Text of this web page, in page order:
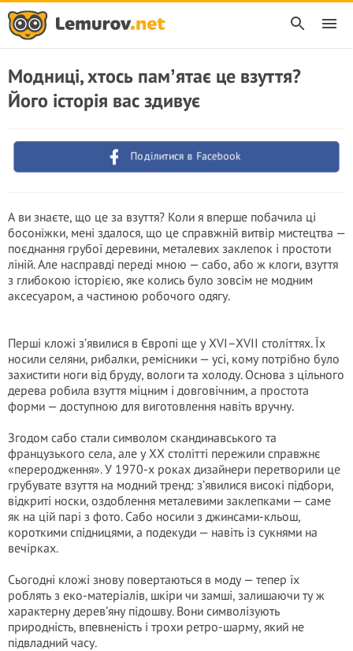
Модниці, хтось памʼятає це взуття?
Його історія вас здивує
Поділитися в Facebook
А ви знаєте, що це за взуття? Коли я вперше побачила ці
босоніжки, мені здалося, що це справжній витвір мистецтва —
поєднання грубої деревини, металевих заклепок і простоти
ліній. Але насправді переді мною — сабо, або ж клоги, взуття
з глибокою історією, яке колись було зовсім не модним
аксесуаром, а частиною робочого одягу.
Перші кложі з’явилися в Європі ще у XVI–XVII століттях. Їх
носили селяни, рибалки, ремісники — усі, кому потрібно було
захистити ноги від бруду, вологи та холоду. Основа з цільного
дерева робила взуття міцним і довговічним, а простота
форми — доступною для виготовлення навіть вручну.
Згодом сабо стали символом скандинавського та
французького села, але у XX столітті пережили справжнє
«переродження». У 1970-х роках дизайнери перетворили це
грубувате взуття на модний тренд: з’явилися високі підбори,
відкриті носки, оздоблення металевими заклепками — саме
як на цій парі з фото. Сабо носили з джинсами-кльош,
короткими спідницями, а подекуди — навіть із сукнями на
вечірках.
Сьогодні кложі знову повертаються в моду — тепер їх
роблять з еко-матеріалів, шкіри чи замші, залишаючи ту ж
характерну дерев’яну підошву. Вони символізують
природність, впевненість і трохи ретро-шарму, який не
підвладний часу.